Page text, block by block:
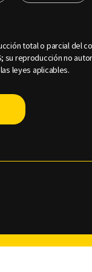
total o parcial del
su reproducción no
leyes aplicables.